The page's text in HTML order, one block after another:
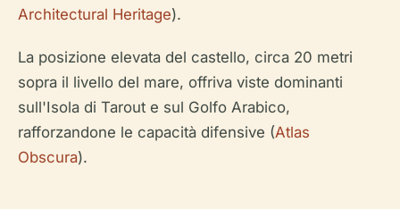
Architectural Heritage).
La posizione elevata del castello, circa 20 metri
sopra il livello del mare, offriva viste dominanti
sull'Isola di Tarout e sul Golfo Arabico,
rafforzandone le capacità difensive (Atlas
Obscura).